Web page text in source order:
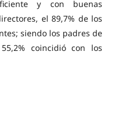
y con buenas
el 89,7% de los
siendo los padres de
coincidió con los